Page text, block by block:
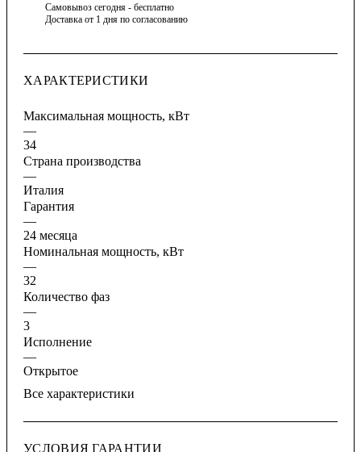
Самовывоз сегодня - бесплатно
Доставка от 1 дня по согласованию
ХАРАКТЕРИСТИКИ
Максимальная мощность, кВт
—
34
Страна производства
—
Италия
Гарантия
—
24 месяца
Номинальная мощность, кВт
—
32
Количество фаз
—
3
Исполнение
—
Открытое
Все характеристики
УСЛОВИЯ ГАРАНТИИ